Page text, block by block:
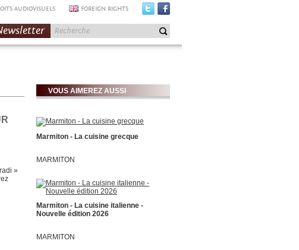
AUDIOVISUELS FOREIGN RIGHTS
»
VOUS AIMEREZ AUSSI
Marmiton - La cuisine grecque
MARMITON
Marmiton - La cuisine italienne -
Nouvelle édition 2026
MARMITON